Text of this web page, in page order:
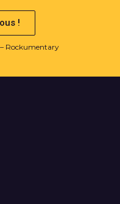
!
Rockumentary